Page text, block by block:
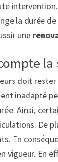
la durée
une
doit
inadapté
Ainsi,
De
En
vigueur. En